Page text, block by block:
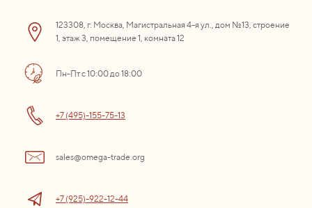
123308, г. Москва, Магистральная 4-я ул., дом №13, строение
1, этаж 3, помещение 1, комната 12
Пн-Пт с 10:00 до 18:00
+7 (495)-155-75-13
sales@omega-trade.org
+7 (925)-922-12-44